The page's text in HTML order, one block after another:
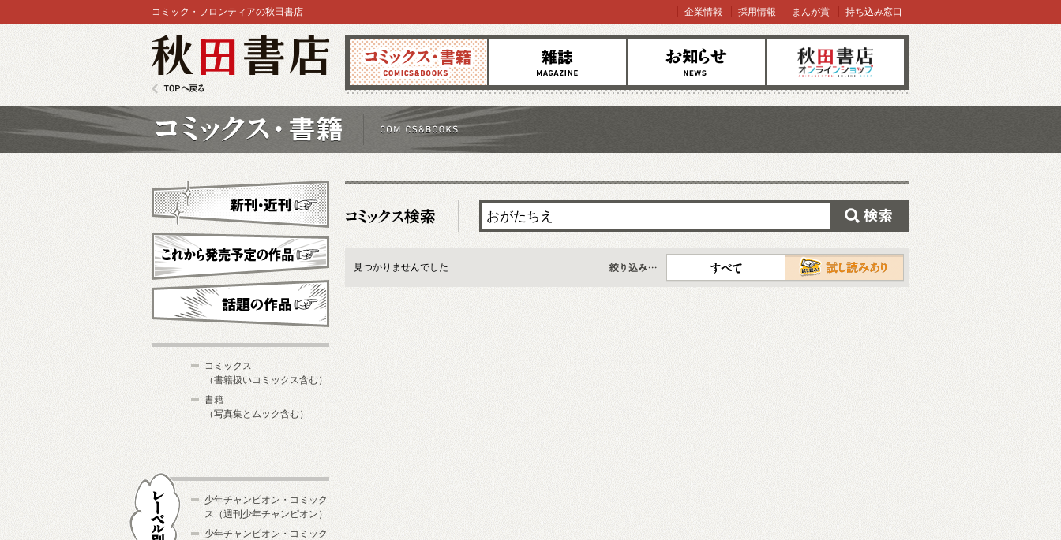
コミックス 雑誌 お知らせ オンラインショップ
コミック・フロンティアの秋田書店 企業情報 採用情報 まんが賞 持ち込み窓口
見つかりませんでした
すべて
新刊・近刊
これから発売予定
コミックス
（書籍扱いコミックス含む）
書籍
（写真集とムック含む）
少年チャンピオン・コミック
ス（週刊少年チャンピオン）
少年チャンピオン・コミック